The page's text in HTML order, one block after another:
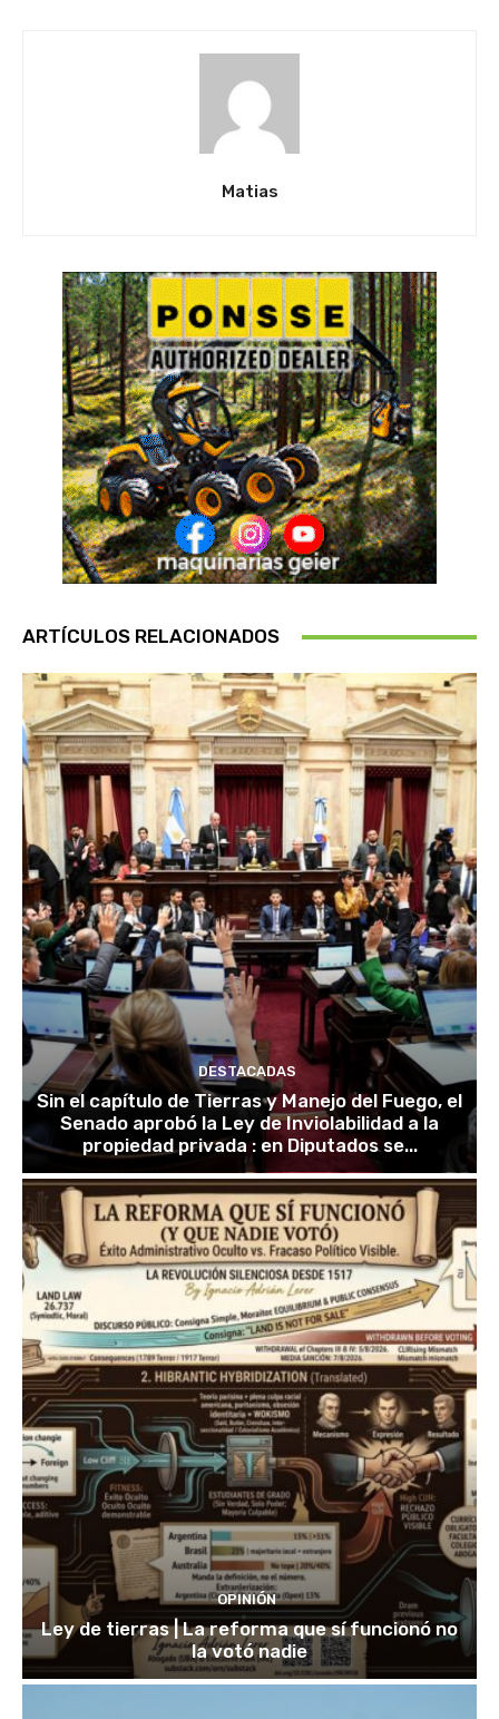
Matias
ARTÍCULOS RELACIONADOS
DESTACADAS
Sin el capítulo de Tierras y Manejo del Fuego, el
Senado aprobó la Ley de Inviolabilidad a la
propiedad privada : en Diputados se...
OPINIÓN
Ley de tierras | La reforma que sí funcionó no
la votó nadie